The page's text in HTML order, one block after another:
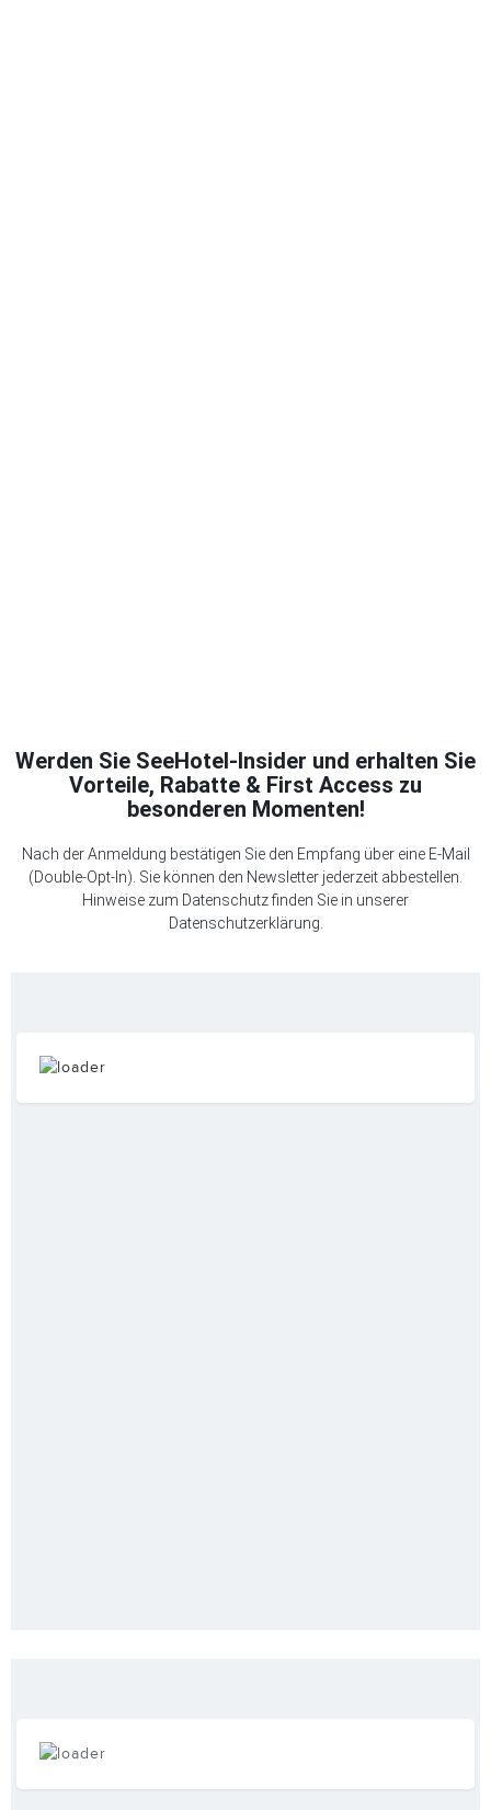
Werden Sie SeeHotel-Insider und erhalten Sie
Vorteile, Rabatte & First Access zu
besonderen Momenten!
Nach der Anmeldung bestätigen Sie den Empfang über eine E-Mail
(Double-Opt-In). Sie können den Newsletter jederzeit abbestellen.
Hinweise zum Datenschutz finden Sie in unserer
Datenschutzerklärung